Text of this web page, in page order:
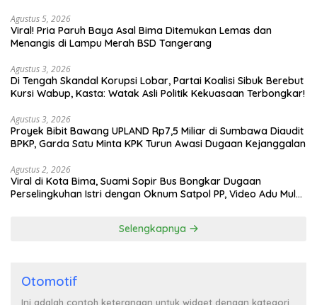
Agustus 5, 2026
Viral! Pria Paruh Baya Asal Bima Ditemukan Lemas dan
Menangis di Lampu Merah BSD Tangerang
Agustus 3, 2026
Di Tengah Skandal Korupsi Lobar, Partai Koalisi Sibuk Berebut
Kursi Wabup, Kasta: Watak Asli Politik Kekuasaan Terbongkar!
Agustus 3, 2026
Proyek Bibit Bawang UPLAND Rp7,5 Miliar di Sumbawa Diaudit
BPKP, Garda Satu Minta KPK Turun Awasi Dugaan Kejanggalan
Agustus 2, 2026
Viral di Kota Bima, Suami Sopir Bus Bongkar Dugaan
Perselingkuhan Istri dengan Oknum Satpol PP, Video Adu Mulut
Selengkapnya
Otomotif
Ini adalah contoh keterangan untuk widget dengan kategori